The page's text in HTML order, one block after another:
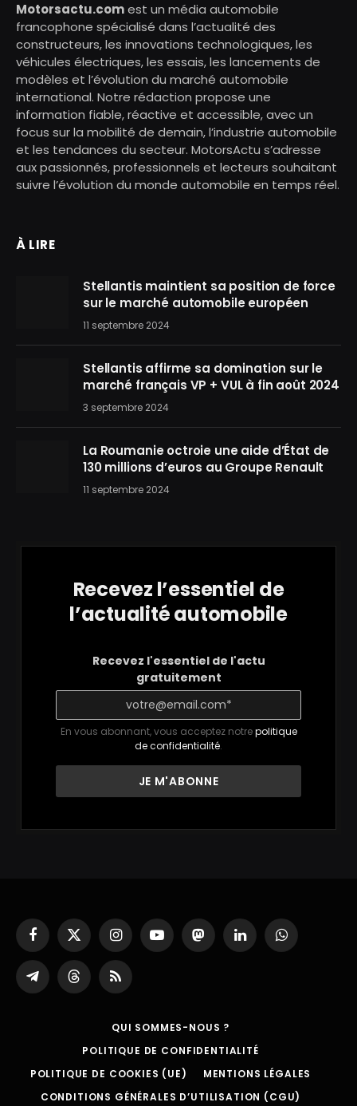
Motorsactu.comest un média automobile
francophone spécialisé dans l’actualité des
constructeurs, les innovations technologiques, les
véhicules électriques, les essais, les lancements de
modèles et l’évolution du marché automobile
international. Notre rédaction propose une
information fiable, réactive et accessible, avec un
focus sur la mobilité de demain, l’industrie automobile
et les tendances du secteur. MotorsActu s’adresse
aux passionnés, professionnels et lecteurs souhaitant
suivre l’évolution du monde automobile en temps réel.
À LIRE
Stellantis maintient sa position de force
sur le marché automobile européen
11 septembre 2024
Stellantis affirme sa domination sur le
marché français VP + VUL à fin août 2024
3 septembre 2024
La Roumanie octroie une aide d’État de
130 millions d’euros au Groupe Renault
11 septembre 2024
Recevez l’essentiel de
l’actualité automobile
Recevez l'essentiel de l'actu
gratuitement
En vous abonnant, vous acceptez notrepolitique
de confidentialité.
Facebook
X
(Twitter)
InstagramYouTubeMastodonLinkedInWhatsApp
Partager
sur
ThreadsRSS
QUI SOMMES-NOUS ?
POLITIQUE DE CONFIDENTIALITÉ
POLITIQUE DE COOKIES (UE)
MENTIONS LÉGALES
CONDITIONS GÉNÉRALES D’UTILISATION (CGU)